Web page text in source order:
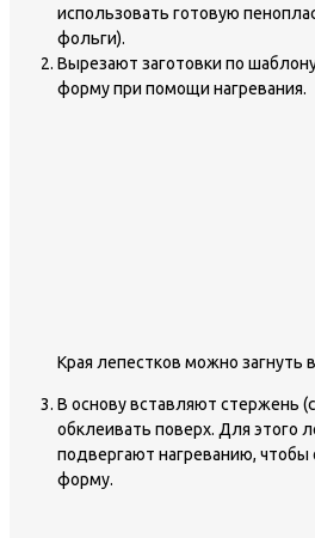
использовать готовую
фольги).
Вырезают заготовки по
форму при помощи нагревания.
Края лепестков можно загнуть
В основу вставляют стержень
обклеивать поверх. Для этого
подвергают нагреванию,
форму.